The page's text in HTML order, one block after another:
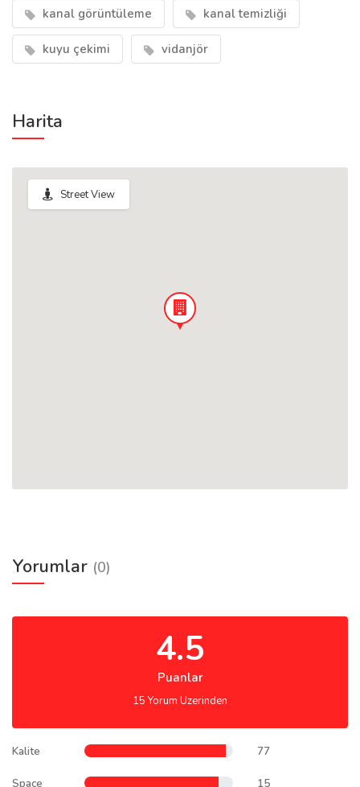
kanal görüntüleme kanal temizliği
kuyu çekimi vidanjör
Harita
Street View
Yorumlar (0)
4.5
Puanlar
15 Yorum Uzerinden
Kalite 77
Space 15